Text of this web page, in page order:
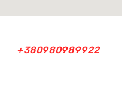
+380980989922